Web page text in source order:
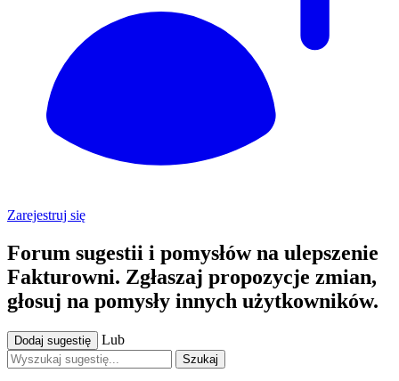
Zarejestruj się
Forum sugestii i pomysłów na ulepszenie
Fakturowni. Zgłaszaj propozycje zmian,
głosuj na pomysły innych użytkowników.
Dodaj sugestię Lub
Szukaj